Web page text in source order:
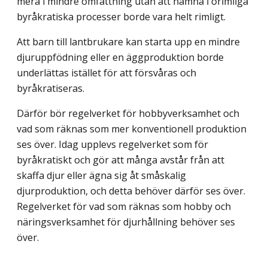
byråkratiska processer borde vara helt rimligt.
Att barn till lantbrukare kan starta upp en mindre
djuruppfödning eller en ägg­produktion borde
underlättas istället för att försvåras och
byråkratiseras.
Därför bör regelverket för hobbyverksamhet och
vad som räknas som mer konventionell produktion
ses över. Idag upplevs regelverket som för
byråkratiskt och gör att många avstår från att
skaffa djur eller ägna sig åt småskalig
djurproduktion, och detta behöver därför ses över.
Regelverket för vad som räknas som hobby och
närings­verksamhet för djurhållning behöver ses
över.